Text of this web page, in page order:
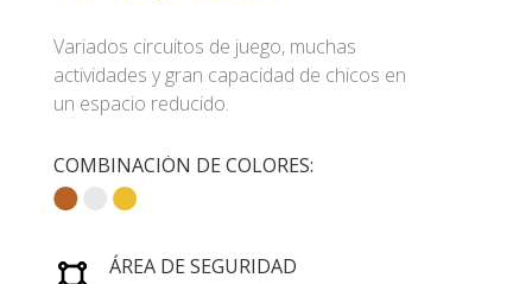
Variados circuitos de juego, muchas
actividades y gran capacidad de chicos en
un espacio reducido.
COMBINACIÓN DE COLORES:
ÁREA DE SEGURIDAD